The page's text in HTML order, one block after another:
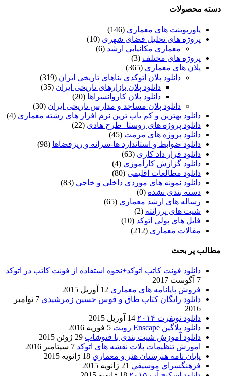
دسته محصولات
پاورپوینت های معماری (146)
پروژه های تحلیل فضای شهری (10)
معماری مکانیابی ارشد (6)
پروژه های مختلف (3)
پلان های معماری (365)
دانلود پلان اتوکدی بناهای تاریخی ایران (319)
دانلود پلان بازارهای تاریخی ایران (35)
دانلود پلان کاروانسراها (20)
دانلود پلان مساجد و مدارس تاریخی ایران (30)
دانلود بهترین و کم یاب ترین نرم افزار های رشته معماری (4)
دانلود پروژه های روستا+طرح هادی (22)
دانلود پروژه های مرمت (45)
دانلود ضوابط و استاندارد ها-سرانه و ریزفضاها (98)
دانلود قرار داد کاری (63)
دانلود گزارش کارآموزی (4)
دانلود مطالعات اقلیمی (80)
دانلود نمونه های موردی داخلی و خاجی (83)
دسته بندی نشده (0)
رساله های ارشد معماری (65)
شیت های پرزانته (2)
فایل های پولی اتوکد (10)
مقالات معماری (212)
مطالب پر بحث
دانلود فونت کاتب اتوکد+نحوه استفاده از فونت کاتب در اتوکد
7 آگوست 2017
فروش پایانامه های معماری 12 آوریل 2015
دانلود رایگان کتاب طاق و قوس حسین زمرشیدی
7 نوامبر
2016
دانلود نویفرت ۲۰۱۴
14 آوریل 2015
دانلود پلاگین Enscape رویت
5 فوریه 2016
دانلود آموزش شیت بندی با فتوشاپ 29 ژوئن 2015
اموزش تنظیمات پلات نقشه های اتوکد 7 سپتامبر 2016
پایان نامه هنرستان هنر و معماري 18 ژانویه 2015
فرهنگسراي موسيقي 21 ژانویه 2015